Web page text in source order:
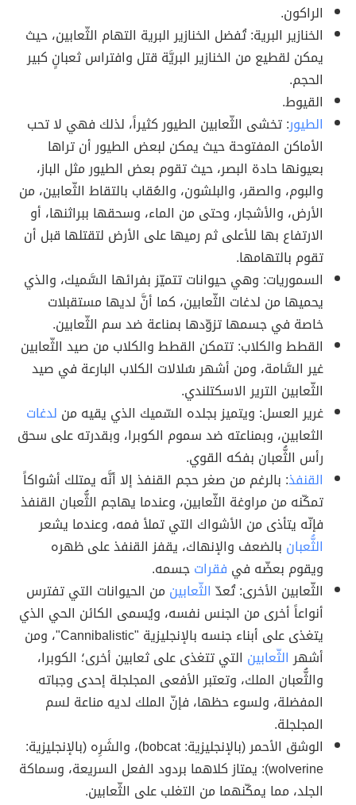
الراكون.
الخنازير البرية: تُفضل الخنازير البرية التهام الثّعابين، حيث
يمكن لقطيع من الخنازير البريَّة قتل وافتراس ثعبانٍ كبير
الحجم.
القيوط.
الطيور: تخشى الثّعابين الطيور كثيراً، لذلك فهي لا تحب
الأماكن المفتوحة حيث يمكن لبعض الطيور أن تراها
بعيونها حادة البصر، حيث تقوم بعض الطيور مثل الباز،
والبوم، والصقر، والبلشون، والعُقاب بالتقاط الثّعابين، من
الأرض، والأشجار، وحتى من الماء، وسحقها ببراثنها، أو
الارتفاع بها للأعلى ثم رميها على الأرض لتقتلها قبل أن
تقوم بالتهامها.
السموريات: وهي حيوانات تتميّز بفرائها السَّميك، والذي
يحميها من لدغات الثّعابين، كما أنَّ لديها مستقبلات
خاصة في جسمها تزوّدها بمناعة ضد سم الثّعابين.
القطط والكلاب: تتمكن القطط والكلاب من صيد الثّعابين
غير السَّامة، ومن أشهر سُلالات الكلاب البارعة في صيد
الثّعابين الترير الاسكتلندي.
غرير العسل: ويتميز بجلده السّميك الذي يقيه من لدغات
الثعابين، وبمناعته ضد سموم الكوبرا، وبقدرته على سحق
رأس الثُّعبان بفكه القوي.
القنفذ: بالرغم من صغر حجم القنفذ إلا أنَّه يمتلك أشواكاً
تمكّنه من مراوغة الثّعابين، وعندما يهاجم الثُّعبان القنفذ
فإنّه يتأذى من الأشواك التي تملأ فمه، وعندما يشعر
الثُّعبان بالضعف والإنهاك، يقفز القنفذ على ظهره
ويقوم بعضّه في فقراتجسمه.
الثّعابين الأخرى: تُعدّ الثّعابين من الحيوانات التي تفترس
أنواعاً أخرى من الجنس نفسه، ويُسمى الكائن الحي الذي
يتغذى على أبناء جنسه بالإنجليزية "Cannibalistic"، ومن
أشهرالثّعابين التي تتغذى على ثعابين أخرى؛ الكوبرا،
والثُّعبان الملك، وتعتبر الأفعى المجلجلة إحدى وجباته
المفضلة، ولسوء حظها، فإنّ الملك لديه مناعة لسم
المجلجلة.
الوشق الأحمر (بالإنجليزية: bobcat)، والشَرِه (بالإنجليزية:
wolverine): يمتاز كلاهما بردود الفعل السريعة، وسماكة
الجلد، مما يمكّنهما من التغلب على الثّعابين.